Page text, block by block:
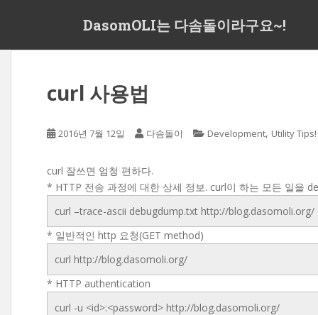
DasomOLI는 다솜돌이라구요~!
curl 사용법
2016년 7월 12일 다솜돌이 Development, Utility Tips!
curl 잘쓰면 엄청 편하다.
* HTTP 전송 과정에 대한 상세 정보. curl이 하는 모든 일을
curl –trace-ascii debugdump.txt http://blog.dasomoli.org/
* 일반적인 http 요청(GET method)
curl http://blog.dasomoli.org/
* HTTP authentication
curl -u <id>:<password> http://blog.dasomoli.org/